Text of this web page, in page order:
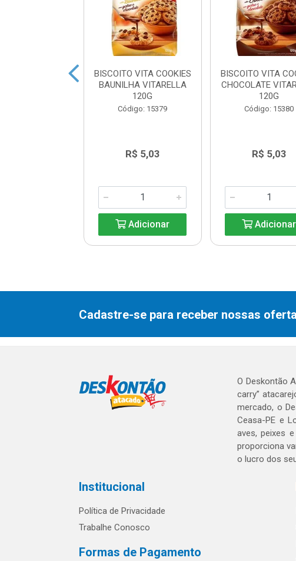
BISCOITO VITA COOKIES
BAUNILHA VITARELLA
120G
Código: 15379
R$ 5,03
Adicionar
BISCOITO VITA
CHOCOLATE
120G
Código: 15380
R$ 5,03
Adicionar
Cadastre-se para receber nossas
O Deskontão
carry”
mercado, o
Ceasa-PE e
aves, peixes
proporciona
o lucro dos
Institucional
Política de Privacidade
Trabalhe Conosco
Formas de Pagamento